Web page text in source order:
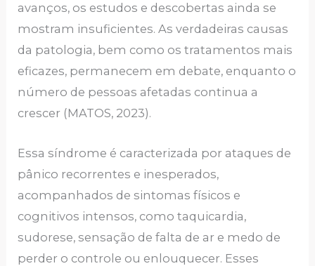
avanços, os estudos e descobertas ainda se
mostram insuficientes. As verdadeiras causas
da patologia, bem como os tratamentos mais
eficazes, permanecem em debate, enquanto o
número de pessoas afetadas continua a
crescer (MATOS, 2023).
Essa síndrome é caracterizada por ataques de
pânico recorrentes e inesperados,
acompanhados de sintomas físicos e
cognitivos intensos, como taquicardia,
sudorese, sensação de falta de ar e medo de
perder o controle ou enlouquecer. Esses